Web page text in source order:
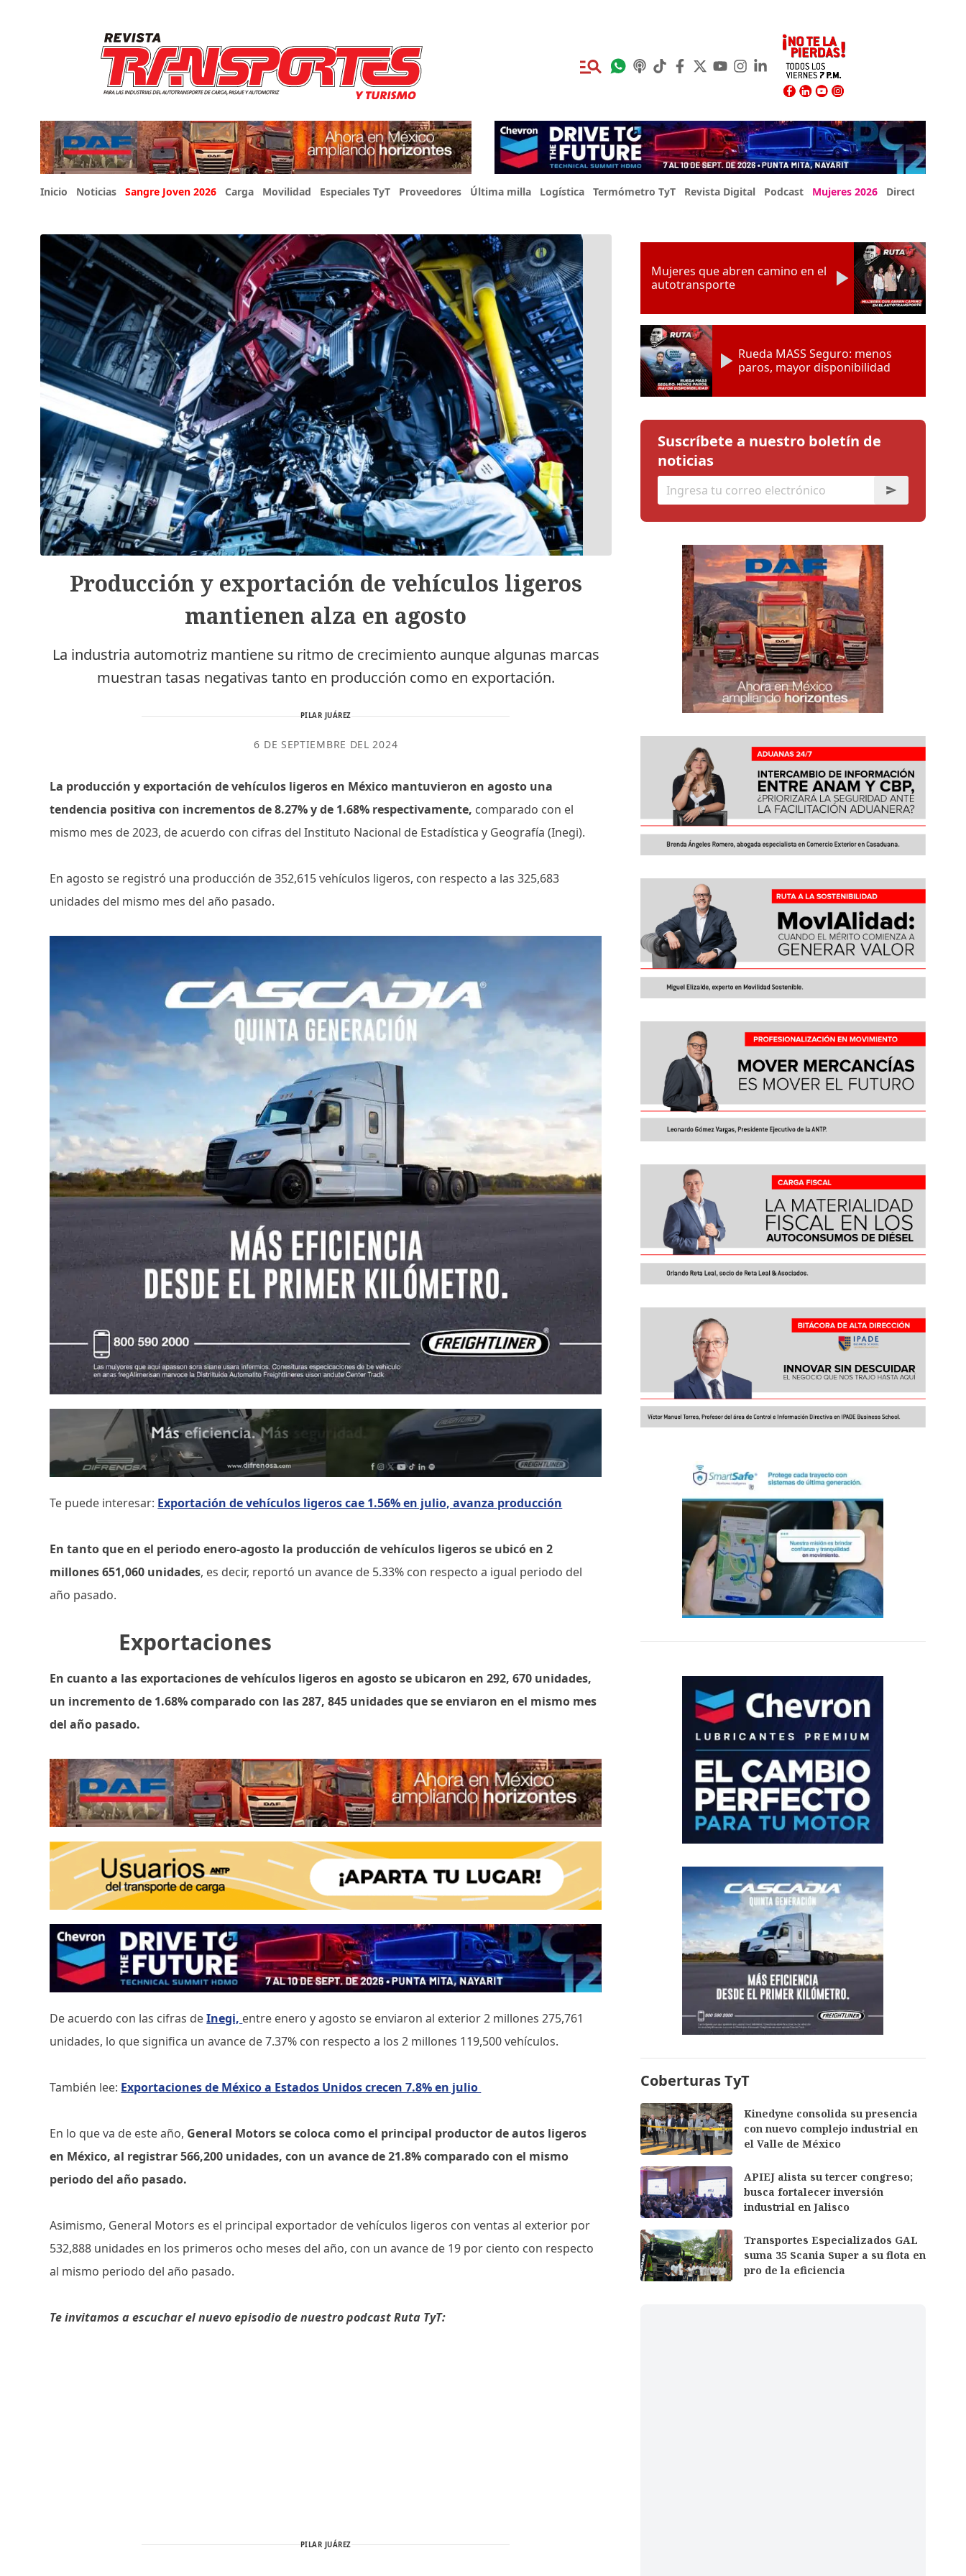
Inicio Noticias Sangre Joven 2026 Carga Movilidad Especiales TyT Proveedores Última milla Logística Termómetro TyT Revista Digital Podcast Mujeres 2026 Directorio Expo
Producción y exportación de vehículos ligeros
mantienen alza en agosto
La industria automotriz mantiene su ritmo de crecimiento aunque algunas marcas
muestran tasas negativas tanto en producción como en exportación.
PILAR JUÁREZ
6 DE SEPTIEMBRE DEL 2024
La producción y exportación de vehículos ligeros en México mantuvieron en agosto una
tendencia positiva con incrementos de 8.27% y de 1.68% respectivamente, comparado con el
mismo mes de 2023, de acuerdo con cifras del Instituto Nacional de Estadística y Geografía (Inegi).
En agosto se registró una producción de 352,615 vehículos ligeros, con respecto a las 325,683
unidades del mismo mes del año pasado.
Te puede interesar: Exportación de vehículos ligeros cae 1.56% en julio, avanza producción
En tanto que en el periodo enero-agosto la producción de vehículos ligeros se ubicó en 2
millones 651,060 unidades, es decir, reportó un avance de 5.33% con respecto a igual periodo del
año pasado.
Exportaciones
En cuanto a las exportaciones de vehículos ligeros en agosto se ubicaron en 292, 670 unidades,
un incremento de 1.68% comparado con las 287, 845 unidades que se enviaron en el mismo mes
del año pasado.
De acuerdo con las cifras deInegi, entre enero y agosto se enviaron al exterior 2 millones 275,761
unidades, lo que significa un avance de 7.37% con respecto a los 2 millones 119,500 vehículos.
También lee: Exportaciones de México a Estados Unidos crecen 7.8% en julio
En lo que va de este año, General Motors se coloca como el principal productor de autos ligeros
en México, al registrar 566,200 unidades, con un avance de 21.8% comparado con el mismo
periodo del año pasado.
Asimismo, General Motors es el principal exportador de vehículos ligeros con ventas al exterior por
532,888 unidades en los primeros ocho meses del año, con un avance de 19 por ciento con respecto
al mismo periodo del año pasado.
Te invitamos a escuchar el nuevo episodio de nuestro podcast Ruta TyT:
PILAR JUÁREZ
Mujeres que abren camino en el
autotransporte
Rueda MASS Seguro: menos
paros, mayor disponibilidad
Suscríbete a nuestro boletín de
noticias
Coberturas TyT
Kinedyne consolida su presencia
con nuevo complejo industrial en
el Valle de México
APIEJ alista su tercer congreso;
busca fortalecer inversión
industrial en Jalisco
Transportes Especializados GAL
suma 35 Scania Super a su flota en
pro de la eficiencia